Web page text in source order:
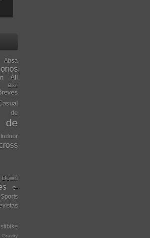
Absa
All
Bike
de
de
Down
e-
Gravity